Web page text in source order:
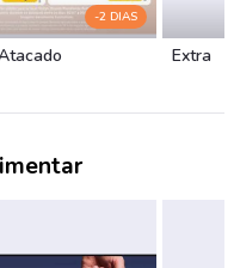
-2 DIAS
Extra